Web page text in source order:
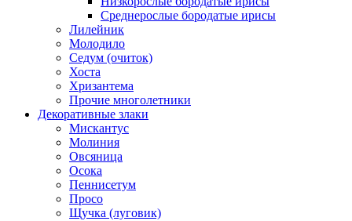
Среднерослые бородатые ирисы
Лилейник
Молодило
Седум (очиток)
Хоста
Хризантема
Прочие многолетники
Декоративные злаки
Мискантус
Молиния
Овсяница
Осока
Пеннисетум
Просо
Щучка (луговик)